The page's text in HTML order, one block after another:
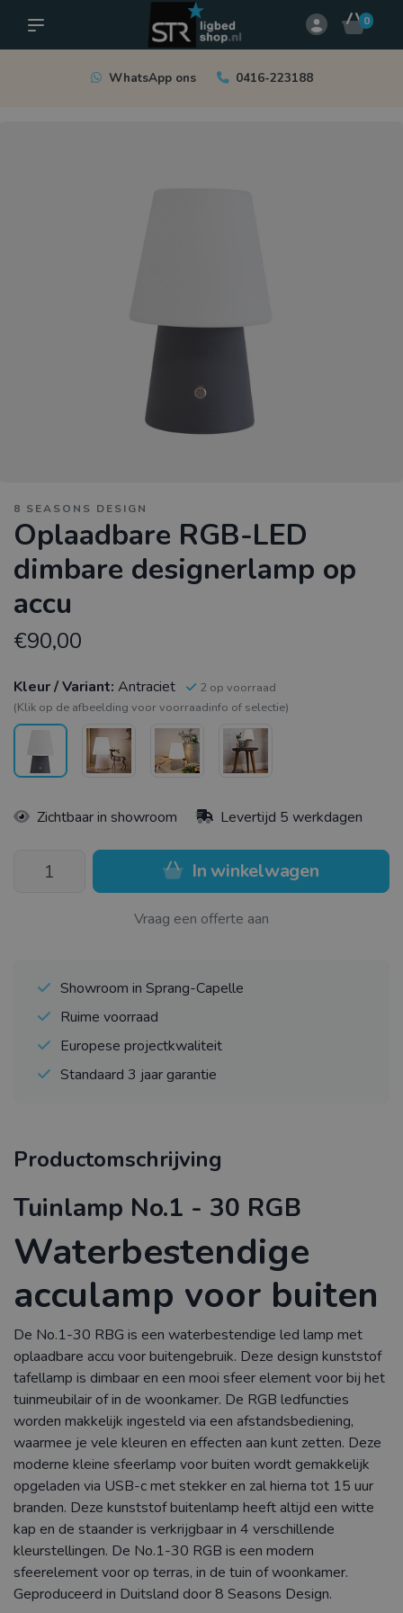
0
WhatsApp ons 0416-223188
8 SEASONS DESIGN
Oplaadbare RGB-LED
dimbare designerlamp op
accu
€90,00
Kleur / Variant: Antraciet
2 op voorraad
(Klik op de afbeelding voor voorraadinfo of selectie)
Zichtbaar in showroom Levertijd 5 werkdagen
In winkelwagen
Vraag een offerte aan
Showroom in Sprang-Capelle
Ruime voorraad
Europese projectkwaliteit
Standaard 3 jaar garantie
Productomschrijving
Tuinlamp No.1 - 30 RGB
Waterbestendige
acculamp voor buiten
De No.1-30 RBG is een waterbestendige led lamp met
oplaadbare accu voor buitengebruik. Deze design kunststof
tafellamp is dimbaar en een mooi sfeer element voor bij het
tuinmeubilair of in de woonkamer. De RGB ledfuncties
worden makkelijk ingesteld via een afstandsbediening,
waarmee je vele kleuren en effecten aan kunt zetten. Deze
moderne kleine sfeerlamp voor buiten wordt gemakkelijk
opgeladen via USB-c met stekker en zal hierna tot 15 uur
branden. Deze kunststof buitenlamp heeft altijd een witte
kap en de staander is verkrijgbaar in 4 verschillende
kleurstellingen. De No.1-30 RGB is een modern
sfeerelement voor op terras, in de tuin of woonkamer.
Geproduceerd in Duitsland door 8 Seasons Design.